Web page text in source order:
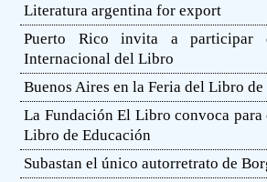
Literatura argentina for export
Puerto Rico invita a
Internacional del Libro
Buenos Aires en la Feria del Libro
La Fundación El Libro convoca
Libro de Educación
Subastan el único autorretrato de